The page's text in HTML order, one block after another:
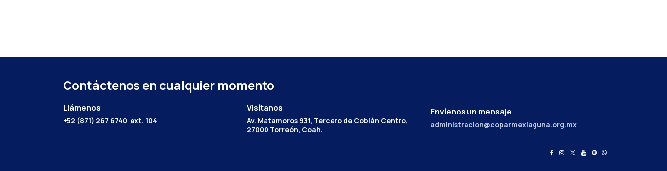
Contáctenos en cualquier momento
Llámenos
+52 (871) 267 6740 ext. 104
Envíenos un mensaje
administracion@coparmexlaguna.org.mx
Visítanos
Av. Matamoros 931, Tercero de Cobián Centro,
27000 Torreón, Coah.